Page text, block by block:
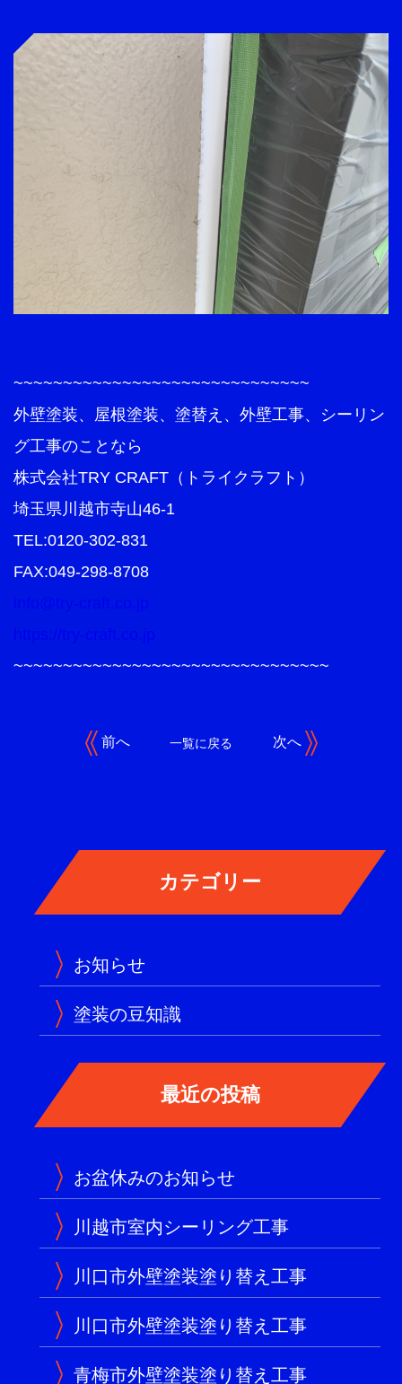
~~~~~~~~~~~~~~~~~~~~~~~~~~~~~~
外壁塗装、屋根塗装、塗替え、外壁工事、シーリン
グ工事のことなら
株式会社TRY CRAFT（トライクラフト）
埼玉県川越市寺山46-1
TEL:0120-302-831
FAX:049-298-8708
~~~~~~~~~~~~~~~~~~~~~~~~~~~~~~~~
前へ 一覧に戻る 次へ
お知らせ
塗装の豆知識
お盆休みのお知らせ
川越市室内シーリング工事
川口市外壁塗装塗り替え工事
川口市外壁塗装塗り替え工事
青梅市外壁塗装塗り替え工事